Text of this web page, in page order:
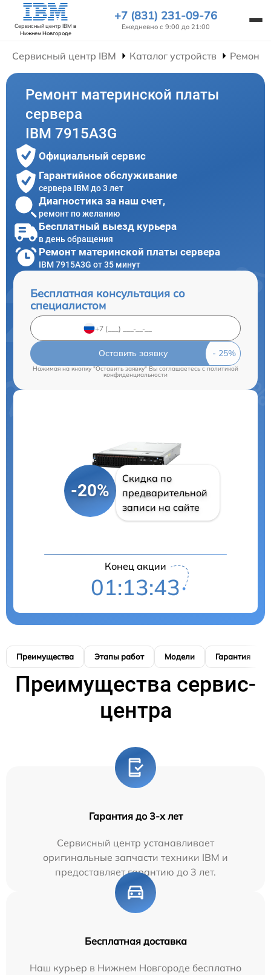
Сервисный центр IBM в
Нижнем Новгороде
+7 (831) 231-09-76
Ежедневно с 9:00 до 21:00
Сервисный центр IBM Каталог устройств Ремонт
Ремонт материнской платы
сервера
IBM 7915A3G
Официальный сервис
Гарантийное обслуживание
сервера IBM до 3 лет
Диагностика за наш счет,
ремонт по желанию
Бесплатный выезд курьера
в день обращения
Ремонт материнской платы сервера
IBM 7915A3G от 35 минут
Бесплатная консультация со
специалистом
Оставить заявку
Нажимая на кнопку "Оставить заявку" Вы соглашаетесь c политикой
конфиденциальности
-20%
Скидка по
предварительной
записи на сайте
Конец акции
01:13:42
Преимущества Этапы работ Модели Гарантия
Преимущества сервис-
центра
Гарантия до 3-х лет
Сервисный центр устанавливает
оригинальные запчасти техники IBM и
предоставляет гарантию до 3 лет.
Бесплатная доставка
Наш курьер в Нижнем Новгороде бесплатно